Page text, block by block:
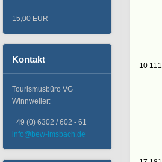
15,00 EUR
Kontakt
Tourismusbüro VG
Winnweiler:
+49 (0) 6302 / 602 - 61
info@bew-imsbach.de
10 11